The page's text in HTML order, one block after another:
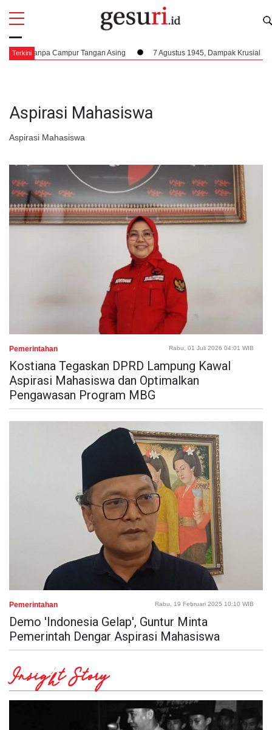
TerkiniCampur Tangan Asing 7 Agustus 1945, Dampak Krusial
Aspirasi Mahasiswa
Aspirasi Mahasiswa
All
Pemerintahan Rabu, 01 Juli 2026 04:01 WIB
Kostiana Tegaskan DPRD Lampung Kawal
Aspirasi Mahasiswa dan Optimalkan
Pengawasan Program MBG
Pemerintahan Rabu, 19 Februari 2025 10:10 WIB
Demo 'Indonesia Gelap', Guntur Minta
Pemerintah Dengar Aspirasi Mahasiswa
Insight Story